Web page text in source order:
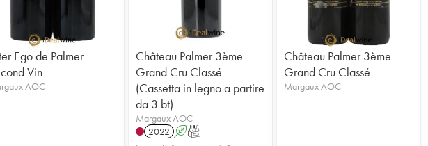
Ego de Palmer
Vin
AOC
Château Palmer 3ème
Grand Cru Classé
(Cassetta in legno a partire
da 3 bt)
Margaux AOC
2022 AT
Château Palmer 3ème
Grand Cru Classé
Margaux AOC